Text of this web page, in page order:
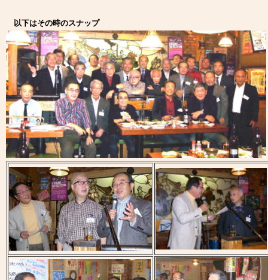
以下はその時のスナップ